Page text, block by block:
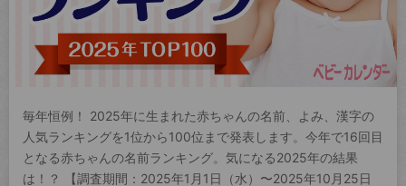
毎年恒例！ 2025年に生まれた赤ちゃんの名前、よみ、漢字の
人気ランキングを1位から100位まで発表します。今年で16回目
となる赤ちゃんの名前ランキング。気になる2025年の結果
は！？ 【調査期間：2025年1月1日（水）〜2025年10月25日